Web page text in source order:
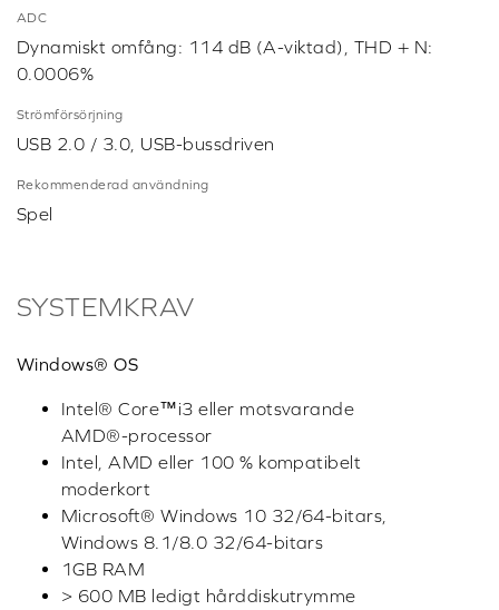
Stereo
Windows® 8, Windows® 8.1, Windows® 10, Mac OS
X v10.8 och högre, Windows®
microUSB-kabel, Mini TOSLINK-kabel
Dynamiskt omfång: 130 dB (A-viktad), THD + N:
~0.0002%
ASIO
Dynamiskt omfång: 114 dB (A-viktad), THD + N:
0.0006%
USB 2.0 / 3.0, USB-bussdriven
Rekommenderad användning